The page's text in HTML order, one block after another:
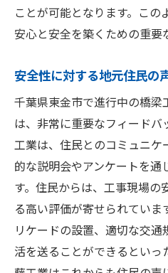
ことが可能となります。こ
安心と安全を築くための重要
安全性に対する地元住民の
千葉県東金市で進行中の橋
は、非常に重要なフィードバ
工業は、住民とのコミュニ
的な説明会やアンケートを通
す。住民からは、工事現場の
る高い評価が寄せられていま
リケードの設置、適切な交
活を送ることができるとい